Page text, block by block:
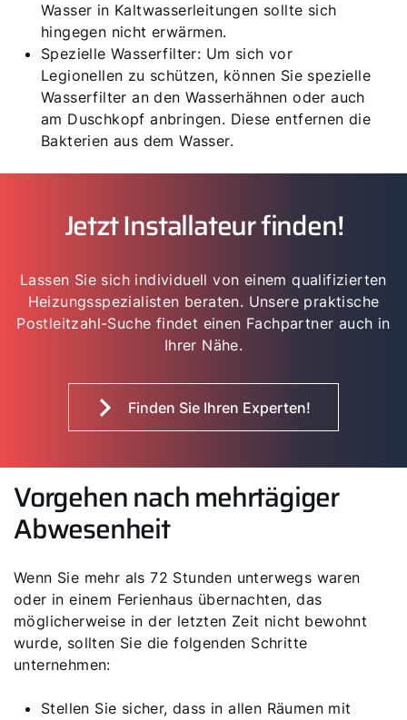
Wasser in Kaltwasserleitungen sollte sich
hingegen nicht erwärmen.
Spezielle Wasserfilter: Um sich vor
Legionellen zu schützen, können Sie spezielle
Wasserfilter an den Wasserhähnen oder auch
am Duschkopf anbringen. Diese entfernen die
Bakterien aus dem Wasser.
Jetzt Installateur finden!
Lassen Sie sich individuell von einem qualifizierten
Heizungsspezialisten beraten. Unsere praktische
Postleitzahl-Suche findet einen Fachpartner auch in
Ihrer Nähe.
Finden Sie Ihren Experten!
Vorgehen nach mehrtägiger
Abwesenheit
Wenn Sie mehr als 72 Stunden unterwegs waren
oder in einem Ferienhaus übernachten, das
möglicherweise in der letzten Zeit nicht bewohnt
wurde, sollten Sie die folgenden Schritte
unternehmen:
Stellen Sie sicher, dass in allen Räumen mit